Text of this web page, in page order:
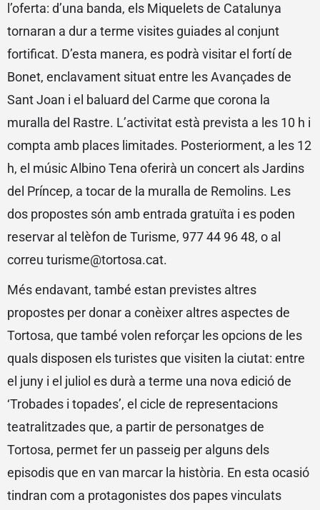
l’oferta: d’una banda, els Miquelets de Catalunya
tornaran a dur a terme visites guiades al conjunt
fortificat. D’esta manera, es podrà visitar el fortí de
Bonet, enclavament situat entre les Avançades de
Sant Joan i el baluard del Carme que corona la
muralla del Rastre. L’activitat està prevista a les 10 h i
compta amb places limitades. Posteriorment, a les 12
h, el músic Albino Tena oferirà un concert als Jardins
del Príncep, a tocar de la muralla de Remolins. Les
dos propostes són amb entrada gratuïta i es poden
reservar al telèfon de Turisme, 977 44 96 48, o al
correu turisme@tortosa.cat.
Més endavant, també estan previstes altres
propostes per donar a conèixer altres aspectes de
Tortosa, que també volen reforçar les opcions de les
quals disposen els turistes que visiten la ciutat: entre
el juny i el juliol es durà a terme una nova edició de
‘Trobades i topades’, el cicle de representacions
teatralitzades que, a partir de personatges de
Tortosa, permet fer un passeig per alguns dels
episodis que en van marcar la història. En esta ocasió
tindran com a protagonistes dos papes vinculats